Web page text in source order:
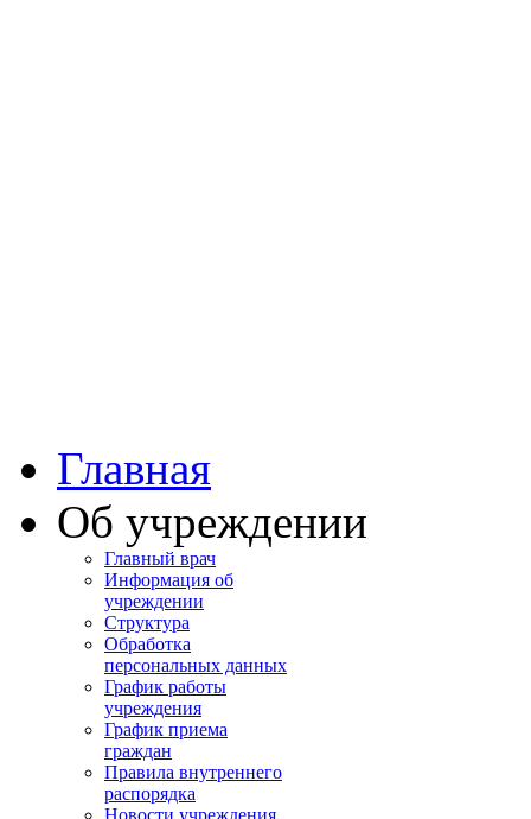
Главная
Об учреждении
Главный врач
Информация об
учреждении
Структура
Обработка
персональных данных
График работы
учреждения
График приема
граждан
Правила внутреннего
распорядка
Новости учреждения